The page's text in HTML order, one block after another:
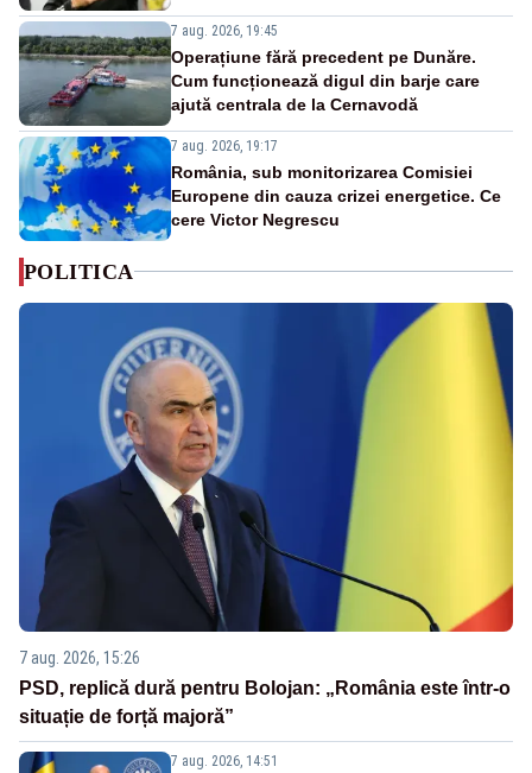
7 aug. 2026, 19:45
Operațiune fără precedent pe Dunăre.
Cum funcționează digul din barje care
ajută centrala de la Cernavodă
7 aug. 2026, 19:17
România, sub monitorizarea Comisiei
Europene din cauza crizei energetice. Ce
cere Victor Negrescu
POLITICA
7 aug. 2026, 15:26
PSD, replică dură pentru Bolojan: „România este într-o
situație de forță majoră”
7 aug. 2026, 14:51